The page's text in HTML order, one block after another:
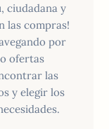
ciudadana y
las compras!
por
ofertas
las
y elegir los